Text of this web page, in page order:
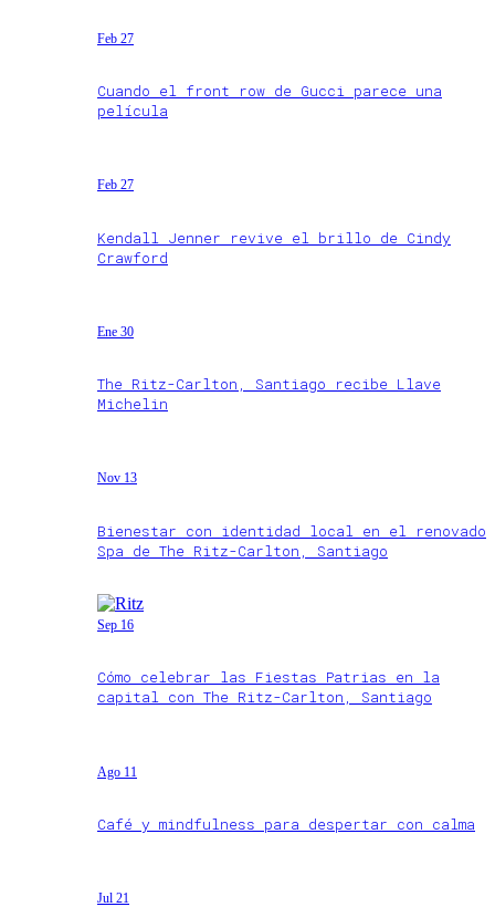
Feb 27
Cuando el front row de Gucci parece una
película
Feb 27
Kendall Jenner revive el brillo de Cindy
Crawford
Ene 30
The Ritz-Carlton, Santiago recibe Llave
Michelin
Nov 13
Bienestar con identidad local en el renovado
Spa de The Ritz-Carlton, Santiago
Sep 16
Cómo celebrar las Fiestas Patrias en la
capital con The Ritz-Carlton, Santiago
Ago 11
Café y mindfulness para despertar con calma
Jul 21